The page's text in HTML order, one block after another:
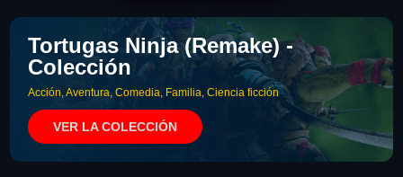
Tortugas Ninja (Remake) -
Colección
Acción, Aventura, Comedia, Familia, Ciencia ficción
VER LA COLECCIÓN